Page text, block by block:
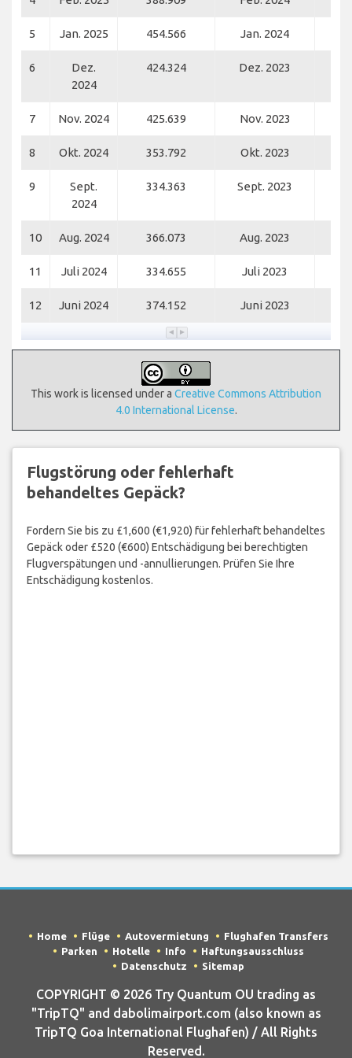
5 Jan. 2025 454.566 Jan. 2024
6
Dez.
2024
424.324 Dez. 2023
7 Nov. 2024 425.639 Nov. 2023
8 Okt. 2024 353.792 Okt. 2023
9
Sept.
2024
334.363 Sept. 2023
10 Aug. 2024 366.073 Aug. 2023
11 Juli 2024 334.655 Juli 2023
12 Juni 2024 374.152 Juni 2023
This work is licensed under a Creative Commons Attribution
4.0 International License.
Flugstörung oder fehlerhaft
behandeltes Gepäck?
Fordern Sie bis zu £1,600 (€1,920) für fehlerhaft behandeltes
Gepäck oder £520 (€600) Entschädigung bei berechtigten
Flugverspätungen und -annullierungen. Prüfen Sie Ihre
Entschädigung kostenlos.
Home Flüge Autovermietung
Flughafen Transfers
Parken
Hotelle Info
Haftungsausschluss
Datenschutz
Sitemap
COPYRIGHT © 2026 Try Quantum OU trading as
"TripTQ" and dabolimairport.com (also known as
TripTQ Goa International Flughafen) / All Rights
Reserved.